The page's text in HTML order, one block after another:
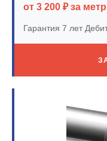
от 3 200 ₽ за метр
Гарантия 7 лет